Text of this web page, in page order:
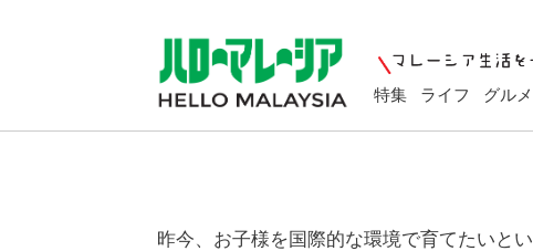
特集 ライフ グルメ
昨今、お子様を国際的な環境で育てたいと